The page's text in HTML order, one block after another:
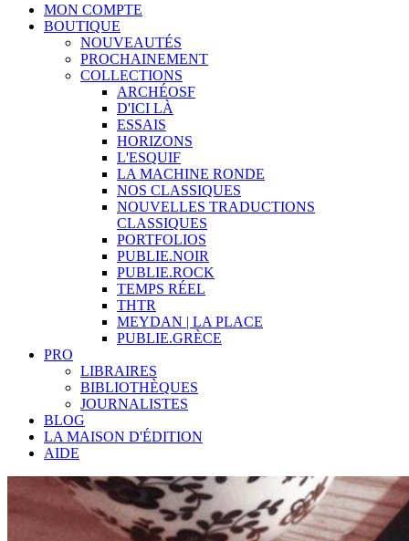
MON COMPTE
BOUTIQUE
NOUVEAUTÉS
PROCHAINEMENT
COLLECTIONS
ARCHÉOSF
D'ICI LÀ
ESSAIS
HORIZONS
L'ESQUIF
LA MACHINE RONDE
NOS CLASSIQUES
NOUVELLES TRADUCTIONS
CLASSIQUES
PORTFOLIOS
PUBLIE.NOIR
PUBLIE.ROCK
TEMPS RÉEL
THTR
MEYDAN | LA PLACE
PUBLIE.GRÈCE
PRO
LIBRAIRES
BIBLIOTHÈQUES
JOURNALISTES
BLOG
LA MAISON D'ÉDITION
AIDE